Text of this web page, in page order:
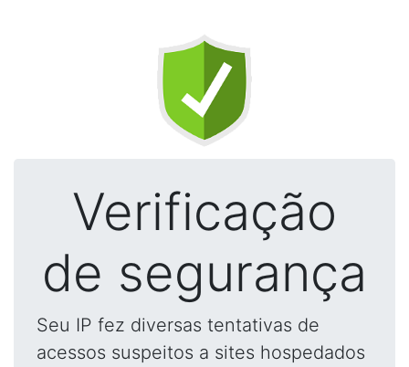
Verificação
de segurança
Seu IP fez diversas tentativas de
acessos suspeitos a sites hospedados